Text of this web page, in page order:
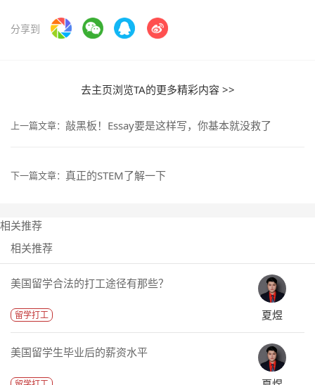
分享到
去主页浏览TA的更多精彩内容 >>
上一篇文章： 敲黑板！Essay要是这样写，你基本就没救了
下一篇文章： 真正的STEM了解一下
相关推荐
相关推荐
美国留学合法的打工途径有那些？
留学打工 夏煜
美国留学生毕业后的薪资水平